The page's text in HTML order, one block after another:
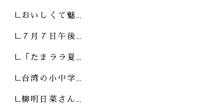
おいしくて魅…
７月７日午後…
「たまララ夏…
台湾の小中学…
柳明日菜さん…